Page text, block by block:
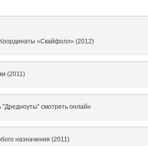
«Скайфолл» (2012)
(2011)
"Дредноуты" смотреть онлайн
назначения (2011)